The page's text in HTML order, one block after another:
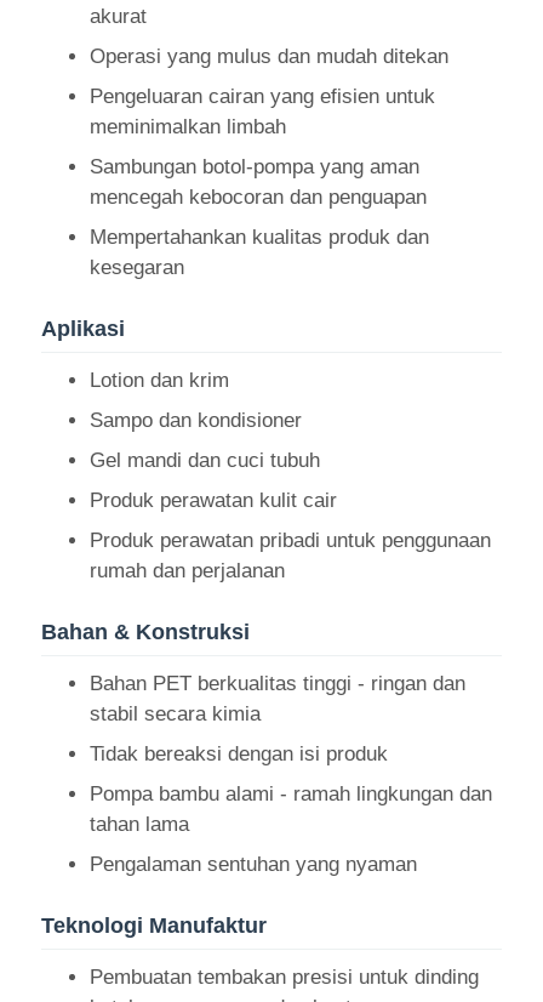
Wisata pabrik
Hubungi kami
Botol Semprot Kosmetik
botol lotion kosmetik
Botol dropper kosmetik
Stoples krim kosmetik
tutup plastik
Dropper kosmetik
sekrup Pompa Lotion
Pump Kunci Kiri Kanan
akurat
Operasi yang mulus dan mudah ditekan
Pengeluaran cairan yang efisien untuk
meminimalkan limbah
Sambungan botol-pompa yang aman
mencegah kebocoran dan penguapan
Mempertahankan kualitas produk dan
kesegaran
Aplikasi
Lotion dan krim
Sampo dan kondisioner
Gel mandi dan cuci tubuh
Produk perawatan kulit cair
Produk perawatan pribadi untuk penggunaan
rumah dan perjalanan
Bahan & Konstruksi
Bahan PET berkualitas tinggi - ringan dan
stabil secara kimia
Tidak bereaksi dengan isi produk
Pompa bambu alami - ramah lingkungan dan
tahan lama
Pengalaman sentuhan yang nyaman
Teknologi Manufaktur
Pembuatan tembakan presisi untuk dinding